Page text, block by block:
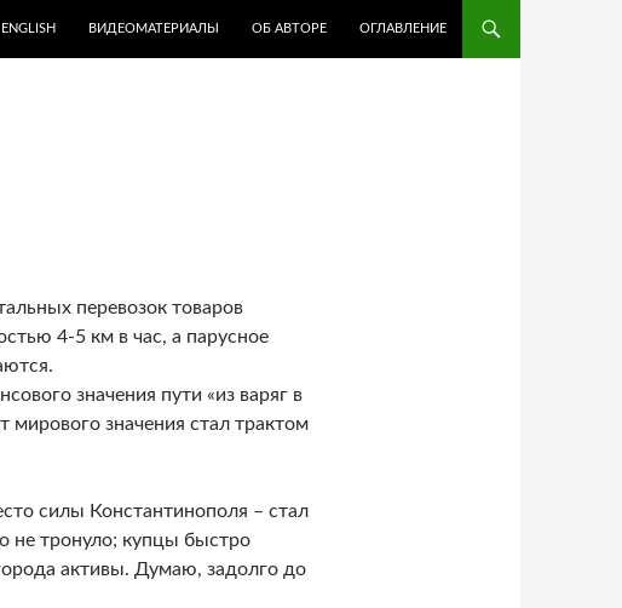
ENGLISH ВИДЕОМАТЕРИАЛЫ ОБ АВТОРЕ ОГЛАВЛЕНИЕ
перевозок товаров
4-5 км в час, а парусное
значения пути «из варяг в
мирового значения стал трактом
силы Константинополя – стал
не тронуло; купцы быстро
активы. Думаю, задолго до